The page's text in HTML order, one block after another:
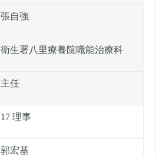
張自強
衛生署八里療養院職能治療科
主任
17 理事
郭宏基